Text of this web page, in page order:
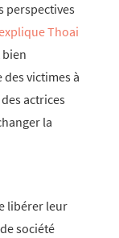
perspectives
Thoai
bien
victimes à
actrices
la
libérer leur
société